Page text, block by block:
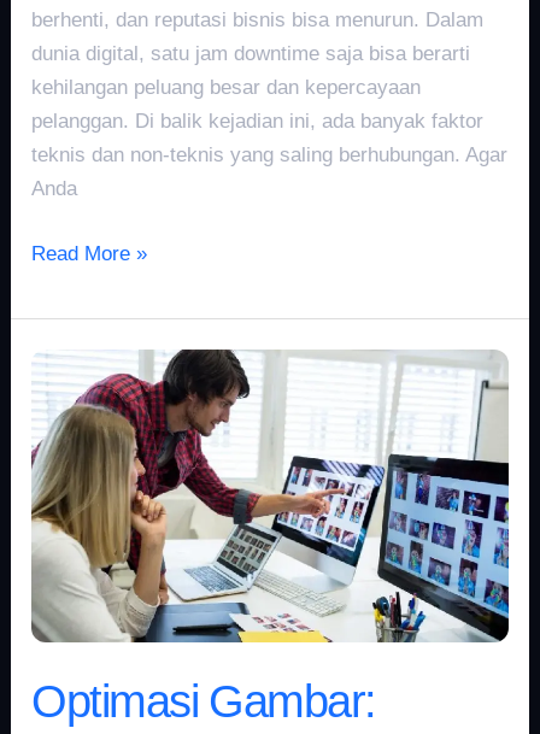
berhenti, dan reputasi bisnis bisa menurun. Dalam
dunia digital, satu jam downtime saja bisa berarti
kehilangan peluang besar dan kepercayaan
pelanggan. Di balik kejadian ini, ada banyak faktor
teknis dan non-teknis yang saling berhubungan. Agar
Anda
Read More »
Optimasi Gambar:
Optimasi
Gambar:
Rahasia
Website
Cepat
dan
SEO-
Friendly